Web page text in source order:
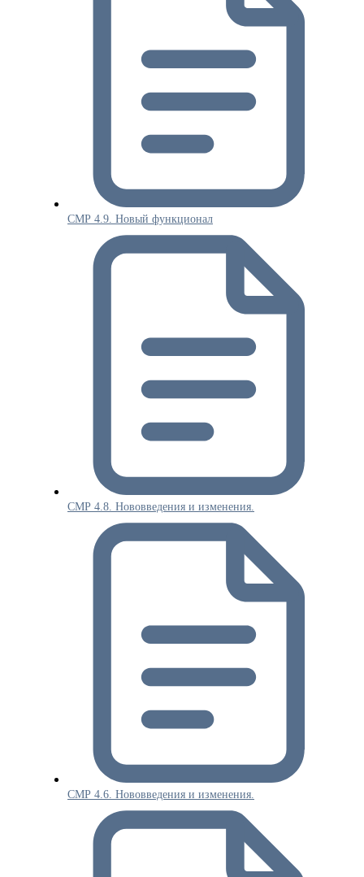
СМР 4.9. Новый функционал
СМР 4.8. Нововведения и изменения.
СМР 4.6. Нововведения и изменения.